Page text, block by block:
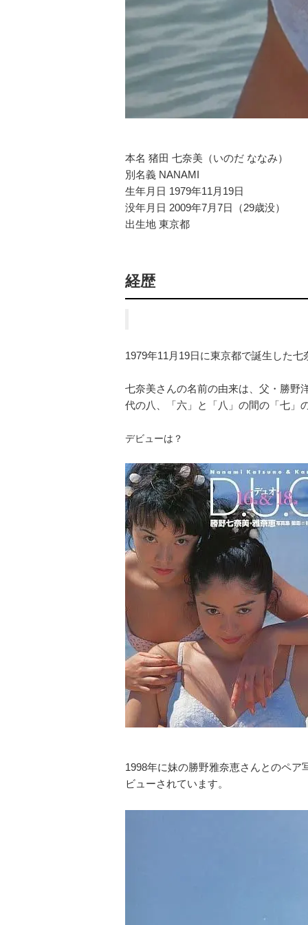
本名 猪田 七奈美（いのだ ななみ）
別名義 NANAMI
生年月日 1979年11月19日
没年月日 2009年7月7日（29歳没）
出生地 東京都
経歴
1979年11月19日に東京都で誕生した七
七奈美さんの名前の由来は、父・勝野
代の八、「六」と「八」の間の「七」
デビューは？
1998年に妹の勝野雅奈恵さんとのペ
ビューされています。